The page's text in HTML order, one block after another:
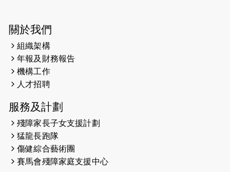
2026-05-28
2026-05-22
2026-05-21
2026-05-14
（19:00開始）
2026-05-07
開始）
關於我們
組織架構
年報及財務報告
機構工作
人才招聘
服務及計劃
殘障家長子女支援計劃
猛龍長跑隊
傷健綜合藝術團
賽馬會殘障家庭支援中心